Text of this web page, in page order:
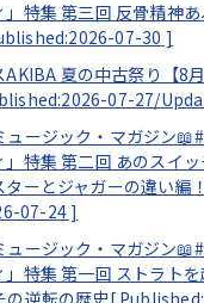
」特集 第三回 反骨精神
07-30 ]
AKIBA 夏の中古祭り【8
07-27/
ュージック・マガジン
」特集 第二回 あのスイ
ターとジャガーの違い編
07-24]
ュージック・マガジン
」特集 第一回 ストラト